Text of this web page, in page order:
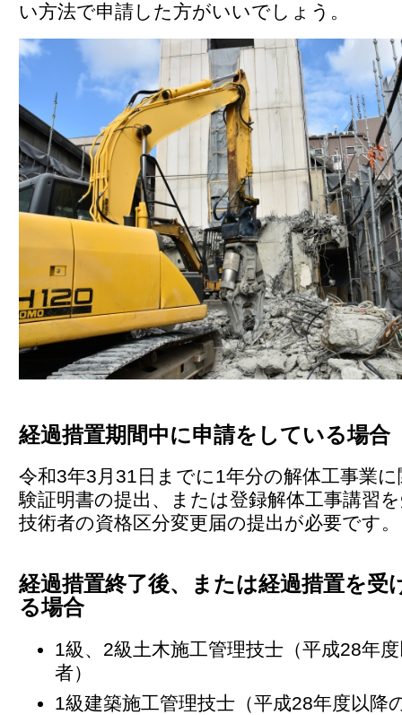
い方法で申請した方がいいでしょう。
経過措置期間中に申請をしている場合
令和3年3月31日までに1年分の解体工事業
験証明書の提出、または登録解体工事講習
技術者の資格区分変更届の提出が必要です。
経過措置終了後、または経過措置を受
る場合
1級、2級土木施工管理技士（平成28年
者）
1級建築施工管理技士（平成28年度以降